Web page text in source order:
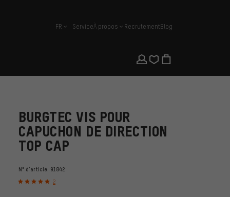
français
FR ServiceÀ propos RecrutementBlog
BURGTEC VIS POUR
CAPUCHON DE DIRECTION
TOP CAP
N° d'article: 91842
2